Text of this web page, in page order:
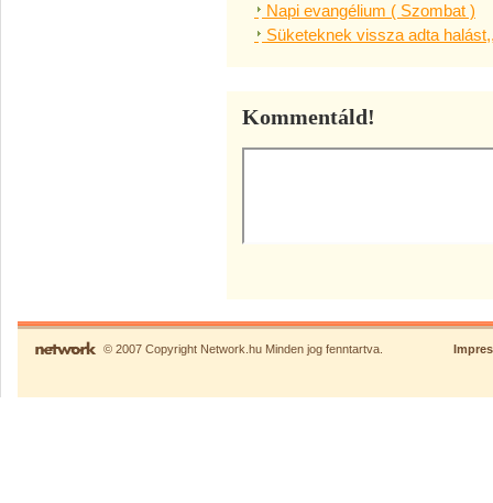
Napi evangélium ( Szombat )
Süketeknek vissza adta
Kommentáld!
© 2007 Copyright Network.hu Minden jog fenntartva.